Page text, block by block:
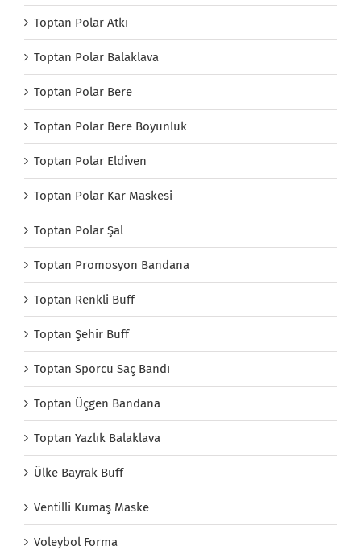
Toptan Polar Atkı
Toptan Polar Balaklava
Toptan Polar Bere
Toptan Polar Bere Boyunluk
Toptan Polar Eldiven
Toptan Polar Kar Maskesi
Toptan Polar Şal
Toptan Promosyon Bandana
Toptan Renkli Buff
Toptan Şehir Buff
Toptan Sporcu Saç Bandı
Toptan Üçgen Bandana
Toptan Yazlık Balaklava
Ülke Bayrak Buff
Ventilli Kumaş Maske
Voleybol Forma